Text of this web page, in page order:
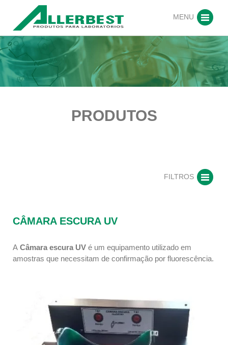
MENU
PRODUTOS
FILTROS
CÂMARA ESCURA UV
A Câmara escura UV é um equipamento utilizado em
amostras que necessitam de confirmação por fluorescência.